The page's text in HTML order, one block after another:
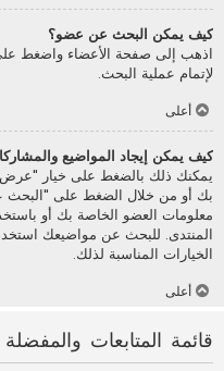
كيف يمكن البحث عن عضو؟
اذهب إلى صفحة الأعضاء واضغط
لإتمام عملية البحث.
أعلى
كيف يمكن إيجاد المواضيع
يمكنك ذلك بالضغط على خيار
بك أو من خلال الضغط على
معلومات العضو الخاصة بك أو
المنتدى. للبحث عن مواضيعك
الخيارات المناسبة لذلك.
أعلى
قائمة المتابعات والمفضلة